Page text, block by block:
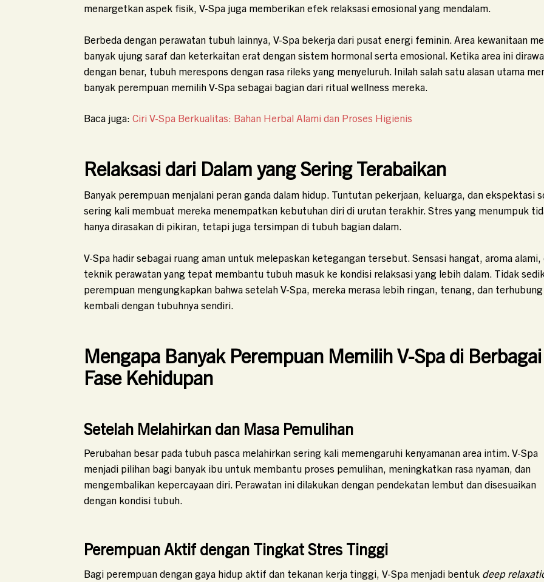
menargetkan aspek fisik, V-Spa juga memberikan efek relaksasi emosional yang mendalam.
Berbeda dengan perawatan tubuh lainnya, V-Spa bekerja dari pusat energi feminin. Area kewanitaan
banyak ujung saraf dan keterkaitan erat dengan sistem hormonal serta emosional. Ketika area ini
dengan benar, tubuh merespons dengan rasa rileks yang menyeluruh. Inilah salah satu alasan utama
banyak perempuan memilih V-Spa sebagai bagian dari ritual wellness mereka.
Baca juga: Ciri V-Spa Berkualitas: Bahan Herbal Alami dan Proses Higienis
Relaksasi dari Dalam yang Sering Terabaikan
Banyak perempuan menjalani peran ganda dalam hidup. Tuntutan pekerjaan, keluarga, dan ekspektasi
sering kali membuat mereka menempatkan kebutuhan diri di urutan terakhir. Stres yang menumpuk
hanya dirasakan di pikiran, tetapi juga tersimpan di tubuh bagian dalam.
V-Spa hadir sebagai ruang aman untuk melepaskan ketegangan tersebut. Sensasi hangat, aroma alami,
teknik perawatan yang tepat membantu tubuh masuk ke kondisi relaksasi yang lebih dalam. Tidak
perempuan mengungkapkan bahwa setelah V-Spa, mereka merasa lebih ringan, tenang, dan terhubung
kembali dengan tubuhnya sendiri.
Mengapa Banyak Perempuan Memilih V-Spa di Berbagai
Fase Kehidupan
Setelah Melahirkan dan Masa Pemulihan
Perubahan besar pada tubuh pasca melahirkan sering kali memengaruhi kenyamanan area intim. V-Spa
menjadi pilihan bagi banyak ibu untuk membantu proses pemulihan, meningkatkan rasa nyaman, dan
mengembalikan kepercayaan diri. Perawatan ini dilakukan dengan pendekatan lembut dan disesuaikan
dengan kondisi tubuh.
Perempuan Aktif dengan Tingkat Stres Tinggi
Bagi perempuan dengan gaya hidup aktif dan tekanan kerja tinggi, V-Spa menjadi bentuk deep